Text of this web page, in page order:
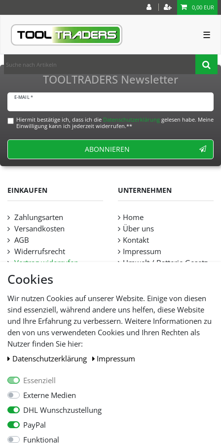
Cookies
Wir nutzen Cookies auf unserer Website. Einige von diesen
sind essenziell, während andere uns helfen, diese Website
und Ihre Erfahrung zu verbessern. Weitere Informationen zu
den von uns verwendeten Cookies und Ihren Rechten als
Nutzer finden Sie hier:
Daten­schutz­erklärung
Impressum
Essenziell
Externe Medien
DHL Wunschzustellung
PayPal
Funktional
0,00 EUR
☰
TOOLTRADERS Newsletter
E-MAIL *
Hiermit bestätige ich, dass ich die Daten­schutz­erklärunggelesen habe. Meine
Einwilligung kann ich jederzeit widerrufen.**
ABONNIEREN
EINKAUFEN
Zahlungsarten
Versandkosten
AGB
Widerrufsrecht
Vertrag widerrufen
Datenschutz
Hilfe
Lieferfristen und
Lieferbeschränkung
UNTERNEHMEN
Home
Über uns
Kontakt
Impressum
Umwelt / Batterie Gesetz
WIR AKZEPTIEREN